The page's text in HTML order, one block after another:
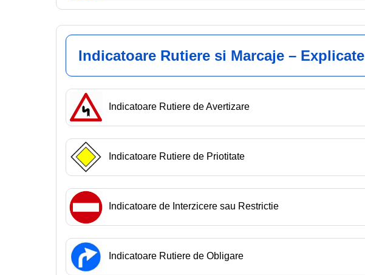
Indicatoare Rutiere si Marcaje – Explicate
Indicatoare Rutiere de Avertizare
Indicatoare Rutiere de Priotitate
Indicatoare de Interzicere sau Restrictie
Indicatoare Rutiere de Obligare